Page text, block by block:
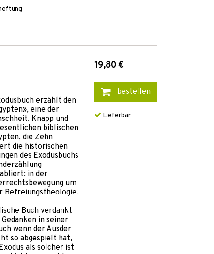
erzählt den
eine der
Knapp und
biblischen
die Zehn
die historischen
des Exodusbuchs
in der
um
Befreiungstheologie.
Buch verdankt
in seiner
wenn der Ausder
so abgespielt hat,
als solcher ist
19,80 €
bestellen
Lieferbar